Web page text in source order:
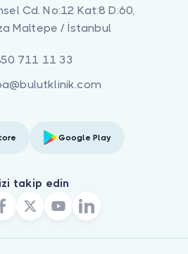
Cd. No:12 Kat:8 D:60,
Maltepe / İstanbul
711 11 33
Google Play
takip edin